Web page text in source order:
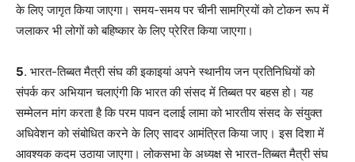
के लिए जागृत किया जाएगा। समय-समय पर चीनी सामग्रियों को टोकन रूप में
जलाकर भी लोगों को बहिष्कार के लिए प्रेरित किया जाएगा।
5. भारत-तिब्बत मैत्री संघ की इकाइयां अपने स्थानीय जन प्रतिनिधियों को
संपर्क कर अभियान चलाएंगी कि भारत की संसद में तिब्बत पर बहस हो। यह
सम्मेलन मांग करता है कि परम पावन दलाई लामा को भारतीय संसद के संयुक्त
अधिवेशन को संबोधित करने के लिए सादर आमंत्रित किया जाए। इस दिशा में
आवश्यक कदम उठाया जाएगा। लोकसभा के अध्यक्ष से भारत-तिब्बत मैत्री संघ